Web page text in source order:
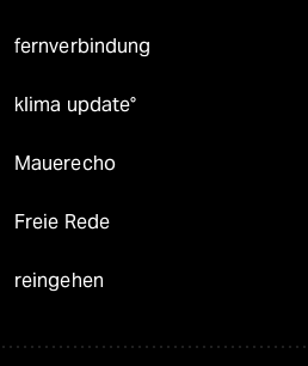
fernverbindung
klima update°
Mauerecho
Freie Rede
reingehen